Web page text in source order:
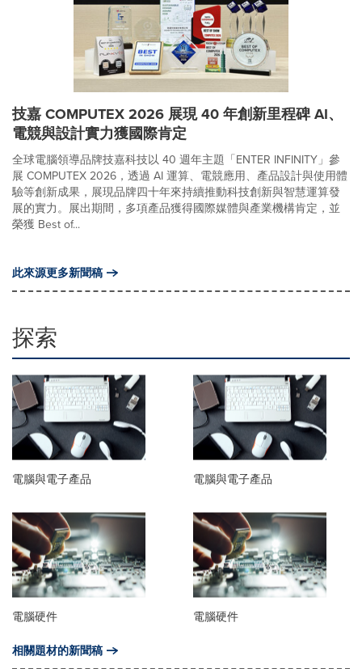
技嘉 COMPUTEX 2026 展現 40 年創新里程碑 AI、
電競與設計實力獲國際肯定
全球電腦領導品牌技嘉科技以 40 週年主題「ENTER INFINITY」參
展 COMPUTEX 2026，透過 AI 運算、電競應用、產品設計與使用體
驗等創新成果，展現品牌四十年來持續推動科技創新與智慧運算發
展的實力。展出期間，多項產品獲得國際媒體與產業機構肯定，並
榮獲 Best of...
此來源更多新聞稿
探索
電腦與電子產品 電腦與電子產品
電腦硬件 電腦硬件
相關題材的新聞稿